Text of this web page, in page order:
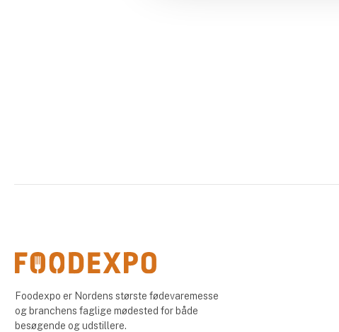
Foodexpo er Nordens største fødevaremesse
og branchens faglige mødested for både
besøgende og udstillere.